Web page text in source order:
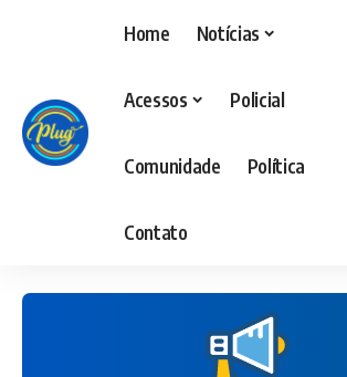
Home Notícias
Acessos Policial
Comunidade Política
Contato